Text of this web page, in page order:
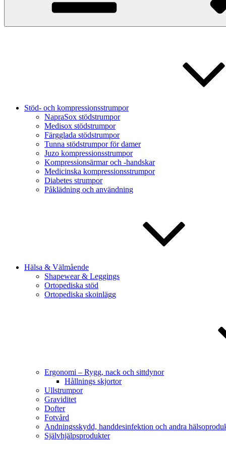
Stöd- och kompressionsstrumpor
NapraSox stödstrumpor
Medisox stödstrumpor
Färgglada stödstrumpor
Tunna stödstrumpor för damer
Juzo kompressionsstrumpor
Kompressionsärmar och -handskar
Medicinska kompressionsstrumpor
Diabetes strumpor
Påklädning och användning
Hälsa & Välmående
Shapewear & Leggings
Ortopediska stöd
Ortopediska skoinlägg
Ergonomi – Rygg, nack och sittdynor
Hållnings skjortor
Ullstrumpor
Graviditet
Dofter
Fotvård
Andningsskydd, handdesinfektion och andra
Självhjälpsprodukter